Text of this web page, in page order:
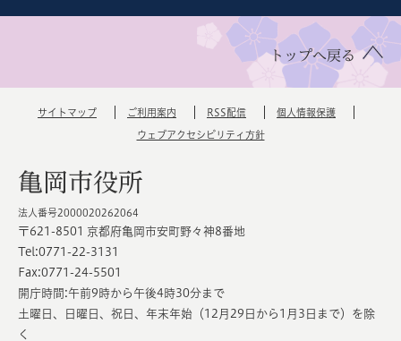
トップへ戻る
サイトマップ ご利用案内 RSS配信 個人情報保護
ウェブアクセシビリティ方針
亀岡市役所
法人番号2000020262064
〒621-8501 京都府亀岡市安町野々神8番地
Tel:0771-22-3131
Fax:0771-24-5501
開庁時間:午前9時から午後4時30分まで
土曜日、日曜日、祝日、年末年始（12月29日から1月3日まで）を除
く